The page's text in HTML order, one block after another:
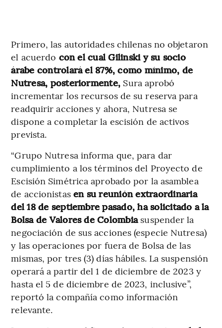
Primero, las autoridades chilenas no objetaron
el acuerdo con el cual Gilinski y su socio
árabe controlará el 87%, como mínimo, de
Nutresa, posteriormente, Sura aprobó
incrementar los recursos de su reserva para
readquirir acciones y ahora, Nutresa se
dispone a completar la escisión de activos
prevista.
“Grupo Nutresa informa que, para dar
cumplimiento a los términos del Proyecto de
Escisión Simétrica aprobado por la asamblea
de accionistasen su reunión extraordinaria
del 18 de septiembre pasado, ha solicitado a la
Bolsa de Valores de Colombia suspender la
negociación de sus acciones (especie Nutresa)
y las operaciones por fuera de Bolsa de las
mismas, por tres (3) días hábiles. La suspensión
operará a partir del 1 de diciembre de 2023 y
hasta el 5 de diciembre de 2023, inclusive”,
reportó la compañía como información
relevante.